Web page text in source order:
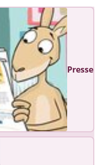
Presse